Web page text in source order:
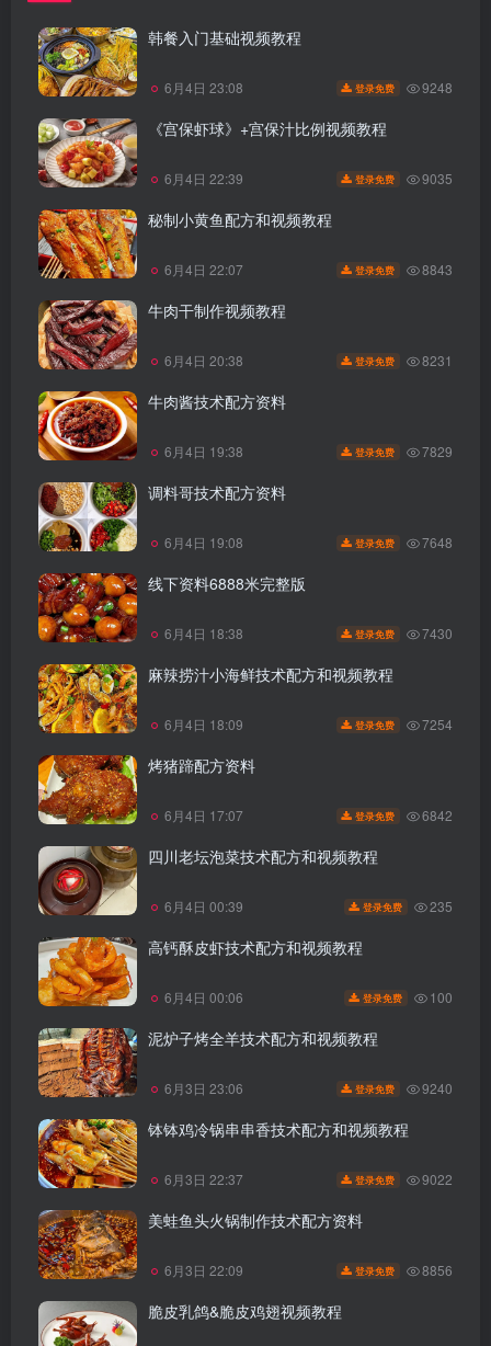
韩餐入门基础视频教程
6月4日 23:08 登录免费 9248
《宫保虾球》+宫保汁比例视频教程
6月4日 22:39 登录免费 9035
秘制小黄鱼配方和视频教程
6月4日 22:07 登录免费 8843
牛肉干制作视频教程
6月4日 20:38 登录免费 8231
牛肉酱技术配方资料
6月4日 19:38 登录免费 7829
调料哥技术配方资料
6月4日 19:08 登录免费 7648
线下资料6888米完整版
6月4日 18:38 登录免费 7430
麻辣捞汁小海鲜技术配方和视频教程
6月4日 18:09 登录免费 7254
烤猪蹄配方资料
6月4日 17:07 登录免费 6842
四川老坛泡菜技术配方和视频教程
6月4日 00:39 登录免费 235
高钙酥皮虾技术配方和视频教程
6月4日 00:06 登录免费 100
泥炉子烤全羊技术配方和视频教程
6月3日 23:06 登录免费 9240
钵钵鸡冷锅串串香技术配方和视频教程
6月3日 22:37 登录免费 9022
美蛙鱼头火锅制作技术配方资料
6月3日 22:09 登录免费 8856
脆皮乳鸽&脆皮鸡翅视频教程